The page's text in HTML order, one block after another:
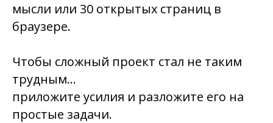
мысли или 30 открытых страниц в
браузере.
Чтобы сложный проект стал не таким
трудным…
приложите усилия и разложите его на
простые задачи.